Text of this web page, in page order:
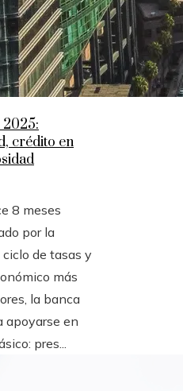
2025:
crédito en
8 meses
por la
de tasas y
más
la banca
apoyarse en
pres...